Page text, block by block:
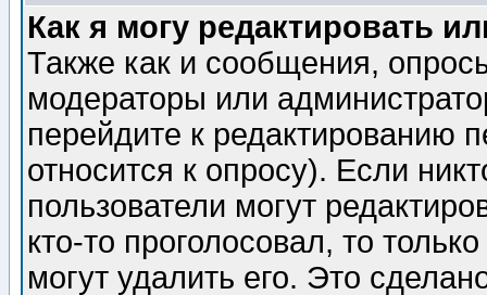
Как я могу редактировать
Также как и сообщения,
модераторы или
перейдите к редактированию
относится к опросу). Если
пользователи могут
кто-то проголосовал, то
могут удалить его. Это